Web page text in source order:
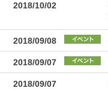
2018/10/02
2018/09/08
2018/09/07
2018/09/07